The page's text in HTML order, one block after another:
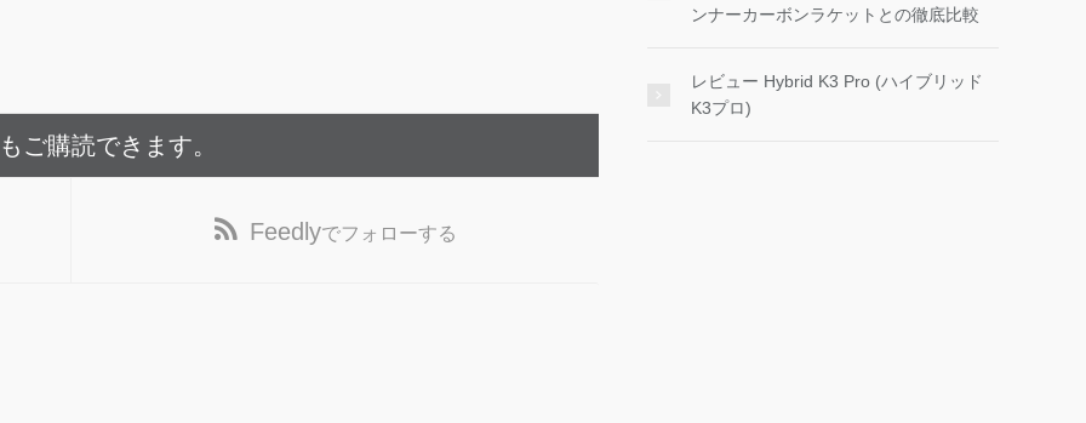
ご購読できます。
Feedlyでフォローする
ンナーカーボンラケットとの徹底比較
レビュー Hybrid K3 Pro (ハイブリッド
K3プロ)